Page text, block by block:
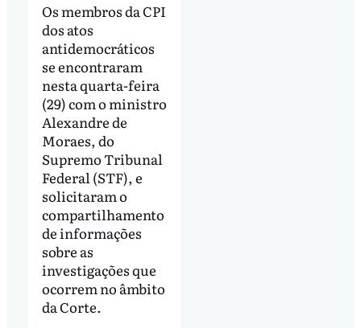
Os membros da CPI
dos atos
antidemocráticos
se encontraram
nesta quarta-feira
(29) com o ministro
Alexandre de
Moraes, do
Supremo Tribunal
Federal (STF), e
solicitaram o
compartilhamento
de informações
sobre as
investigações que
ocorrem no âmbito
da Corte.